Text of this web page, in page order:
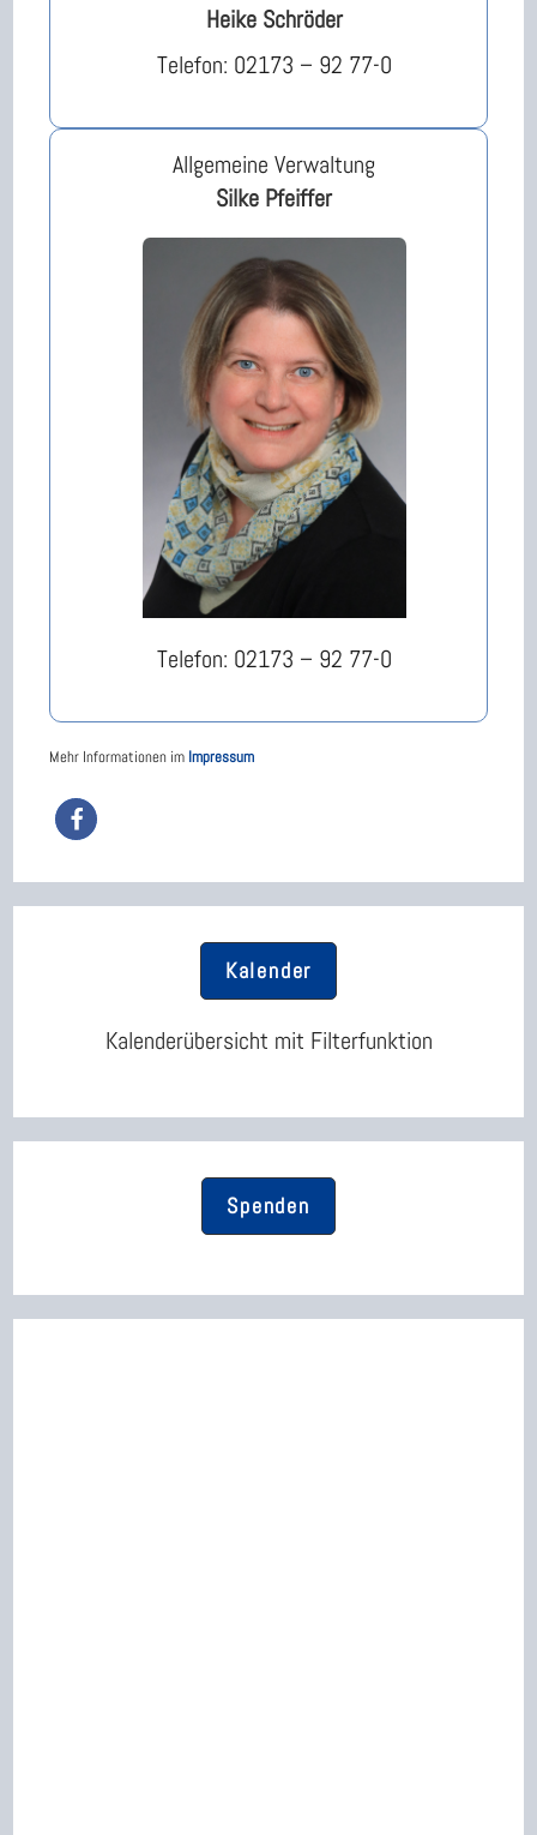
Heike Schröder
Telefon: 02173 – 92 77-0
Allgemeine Verwaltung
Silke Pfeiffer
Telefon: 02173 – 92 77-0
Mehr Informationen im Impressum
Kalender
Kalenderübersicht mit Filterfunktion
Spenden